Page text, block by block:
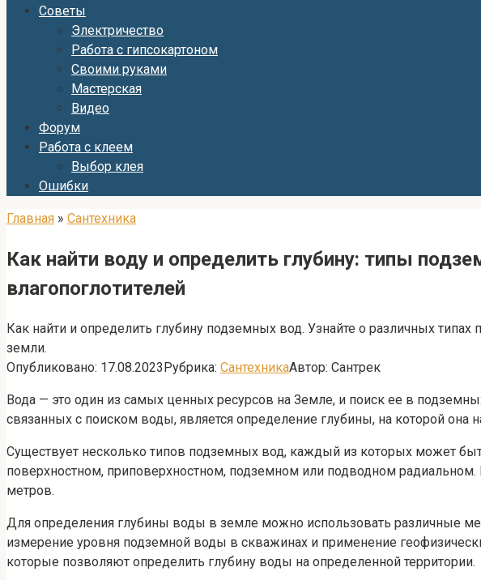
Советы
Электричество
Работа с гипсокартоном
Своими руками
Мастерская
Видео
Форум
Работа с клеем
Выбор клея
Ошибки
Главная » Сантехника
Как найти воду и определить глубину: типы
влагопоглотителей
Как найти и определить глубину подземных вод. Узнайте о различных
земли.
Опубликовано: 17.08.2023Рубрика: СантехникаАвтор: Сантрек
Вода — это один из самых ценных ресурсов на Земле, и поиск ее в
связанных с поиском воды, является определение глубины, на которой она
Существует несколько типов подземных вод, каждый из которых может
поверхностном, приповерхностном, подземном или подводном
метров.
Для определения глубины воды в земле можно использовать различные
измерение уровня подземной воды в скважинах и применение
которые позволяют определить глубину воды на определенной территории.